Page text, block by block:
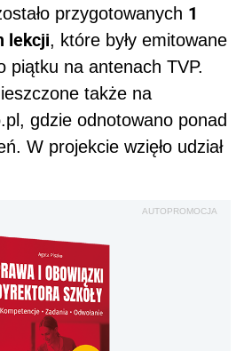
przygotowanych 1
lekcji, które były emitowane
piątku na antenach TVP.
także na
gdzie odnotowano ponad
W projekcie wzięło udział
AUTOPROMOCJA